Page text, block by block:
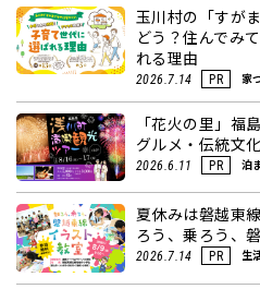
玉川村の「すが
どう？住んでみ
れる理由
2026.7.14 PR 家
「花火の里」福
グルメ・伝統文
2026.6.11 PR 泊
夏休みは磐越東
ろう、乗ろう、
2026.7.14 PR 生